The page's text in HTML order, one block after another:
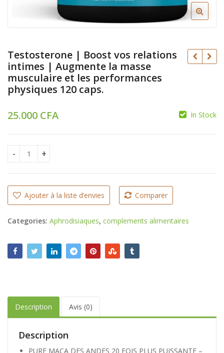
Testosterone | Boost vos relations
intimes | Augmente la masse
musculaire et les performances
physiques 120 caps.
25.000 CFA In Stock
Testosterone | Boost vos relations intimes | Augmente
Ajouter à la liste d’envies Comparer
Categories: Aphrodisiaques, complements alimentaires
Description Avis (0)
Description
PURE MACA DES ANDES 20 FOIS PLUS PUISSANTE –